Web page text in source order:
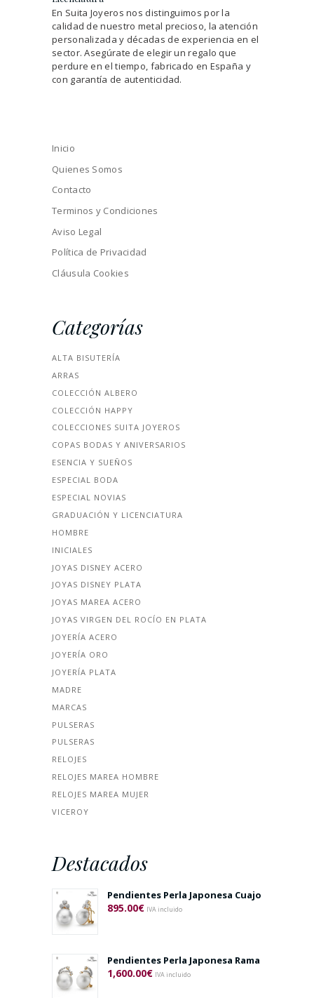
En Suita Joyeros nos distinguimos por la
calidad de nuestro metal precioso, la atención
personalizada y décadas de experiencia en el
sector. Asegúrate de elegir un regalo que
perdure en el tiempo, fabricado en España y
con garantía de autenticidad.
Inicio
Quienes Somos
Contacto
Terminos y Condiciones
Aviso Legal
Política de Privacidad
Cláusula Cookies
Categorías
ALTA BISUTERÍA
ARRAS
COLECCIÓN ALBERO
COLECCIÓN HAPPY
COLECCIONES SUITA JOYEROS
COPAS BODAS Y ANIVERSARIOS
ESENCIA Y SUEÑOS
ESPECIAL BODA
ESPECIAL NOVIAS
GRADUACIÓN Y LICENCIATURA
HOMBRE
INICIALES
JOYAS DISNEY ACERO
JOYAS DISNEY PLATA
JOYAS MAREA ACERO
JOYAS VIRGEN DEL ROCÍO EN PLATA
JOYERÍA ACERO
JOYERÍA ORO
JOYERÍA PLATA
MADRE
MARCAS
PULSERAS
PULSERAS
RELOJES
RELOJES MAREA HOMBRE
RELOJES MAREA MUJER
VICEROY
Destacados
Pendientes Perla Japonesa Cuajo
895.00€ IVA incluido
Pendientes Perla Japonesa Rama
1,600.00€ IVA incluido